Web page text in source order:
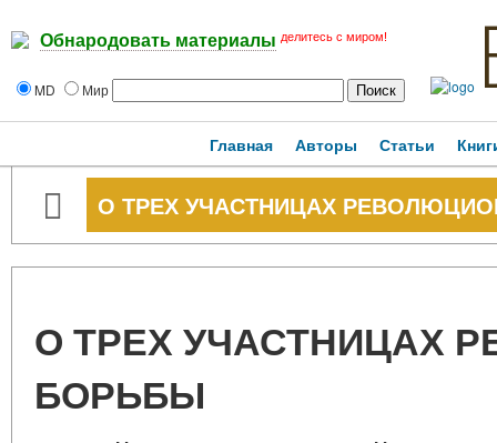
Обнародовать материалы делитесь с миром!
MD Мир
Главная Авторы Статьи
О ТРЕХ УЧАСТНИЦАХ
О ТРЕХ УЧАСТНИЦАХ
БОРЬБЫ